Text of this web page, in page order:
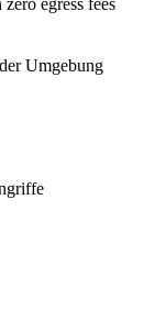
Umgebung